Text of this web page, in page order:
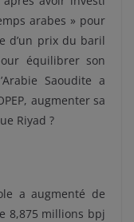
arabes » pour
d’un prix du baril
équilibrer son
Saoudite a
augmenter sa
Riyad ?
a augmenté de
8,875 millions bpj